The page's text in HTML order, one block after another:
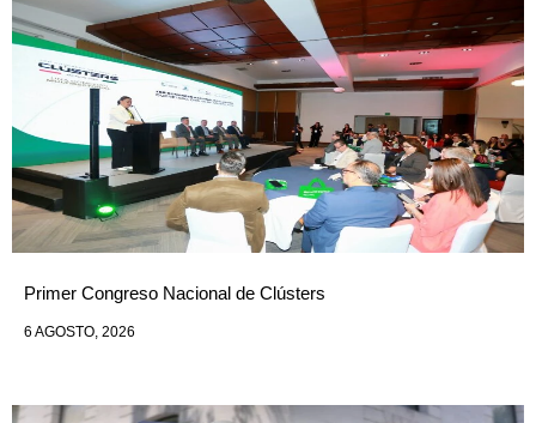
Primer Congreso Nacional de Clústers
6 AGOSTO, 2026